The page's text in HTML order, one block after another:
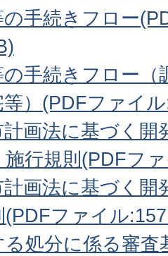
の手続きフロー
の手続きフロー（
等）(PDFファイ
画法に基づく開
行規則(PDFフ
画法に基づく開
(PDFファイル
処分に係る審査